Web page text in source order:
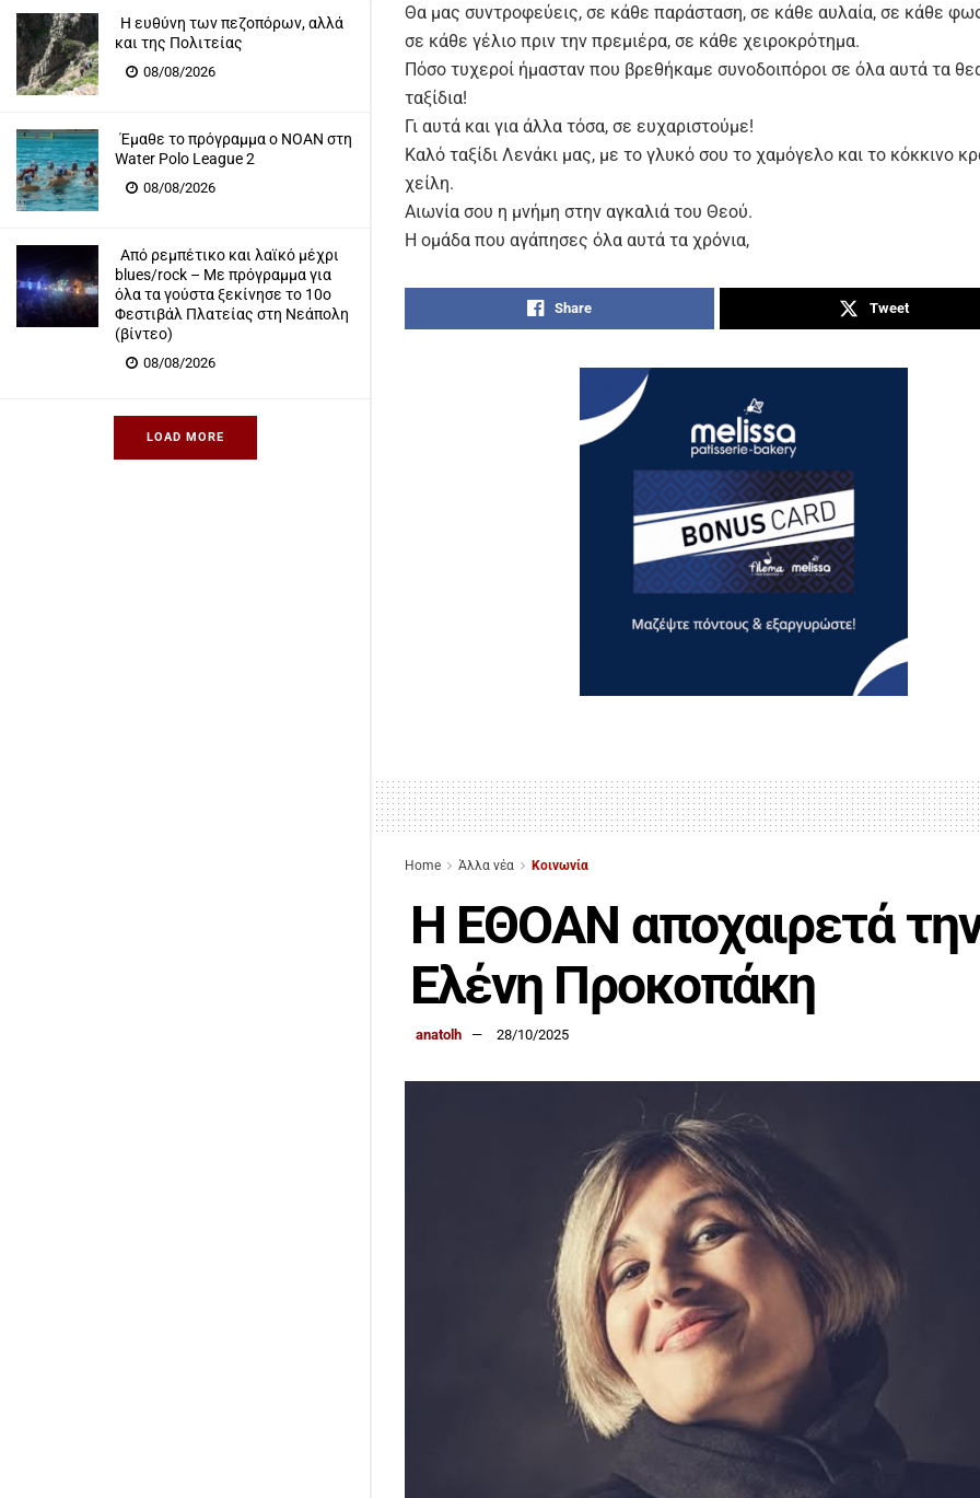
Η ευθύνη των πεζοπόρων, αλλά
και της Πολιτείας
08/08/2026
Έμαθε το πρόγραμμα ο ΝΟΑΝ στη
Water Polo League 2
08/08/2026
Από ρεμπέτικο και λαϊκό μέχρι
blues/rock – Με πρόγραμμα για
όλα τα γούστα ξεκίνησε το 10ο
Φεστιβάλ Πλατείας στη Νεάπολη
(βίντεο)
08/08/2026
LOAD MORE
Θα μας συντροφεύεις, σε κάθε παράσταση, σε κάθε αυλαία, σε κάθε
σε κάθε γέλιο πριν την πρεμιέρα, σε κάθε χειροκρότημα.
Πόσο τυχεροί ήμασταν που βρεθήκαμε συνοδοιπόροι σε όλα αυτά τα
ταξίδια!
Γι αυτά και για άλλα τόσα, σε ευχαριστούμε!
Καλό ταξίδι Λενάκι μας, με το γλυκό σου το χαμόγελο και το κόκκινο
χείλη.
Αιωνία σου η μνήμη στην αγκαλιά του Θεού.
Η ομάδα που αγάπησες όλα αυτά τα χρόνια,
Share Tweet
Home Άλλα νέα Κοινωνία
Η ΕΘΟΑΝ αποχαιρετά
Ελένη Προκοπάκη
anatolh 28/10/2025